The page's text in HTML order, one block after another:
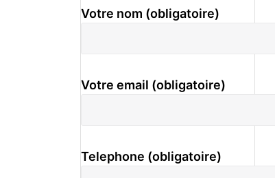
Votre nom (obligatoire)
Votre email (obligatoire)
Telephone (obligatoire)